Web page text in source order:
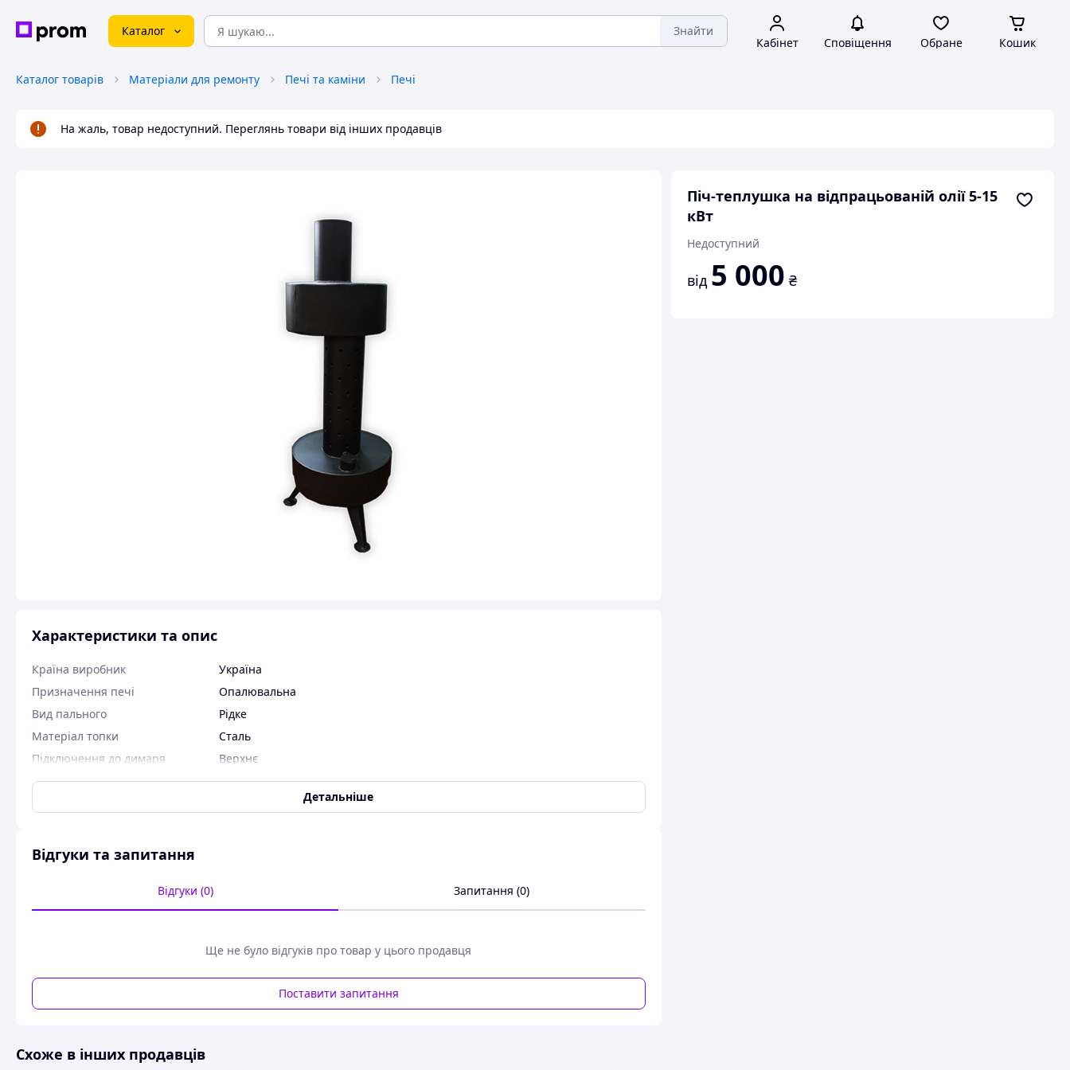
Каталог Знайти
Кабінет Сповіщення Обране Кошик
Каталог товарів Матеріали для ремонту Печі та каміни Печі
На жаль, товар недоступний. Переглянь товари від інших продавців
Піч-теплушка на відпрацьованій олії 5-15
кВт
Недоступний
від 5 000 ₴
Характеристики та опис
Країна виробник
Україна
Призначення печі
Опалювальна
Вид пального
Рідке
Матеріал топки
Сталь
Підключення до димаря
Верхнє
Гарантійний термін
24 міс
промислових будівель, гаражів, автомайстерень, теплиць, садових будиночків.
Детальніше
Відгуки та запитання
Відгуки (0) Запитання (0)
Ще не було відгуків про товар у цього продавця
Поставити запитання
Схоже в інших продавців